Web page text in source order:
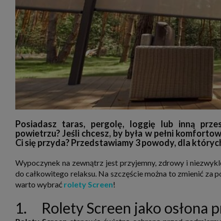
2.
3.
móc
Cię
Na
Posiadasz taras, pergolę, loggię lub inną
powietrzu? Jeśli chcesz, by była w pełni
Ci się przyda? Przedstawiamy 3 powody, dla
Wypoczynek na zewnątrz jest przyjemny, zdrowy i
do całkowitego relaksu. Na szczęście można to zmienić
warto wybrać rolety Screen!
1. Rolety Screen jako osłona